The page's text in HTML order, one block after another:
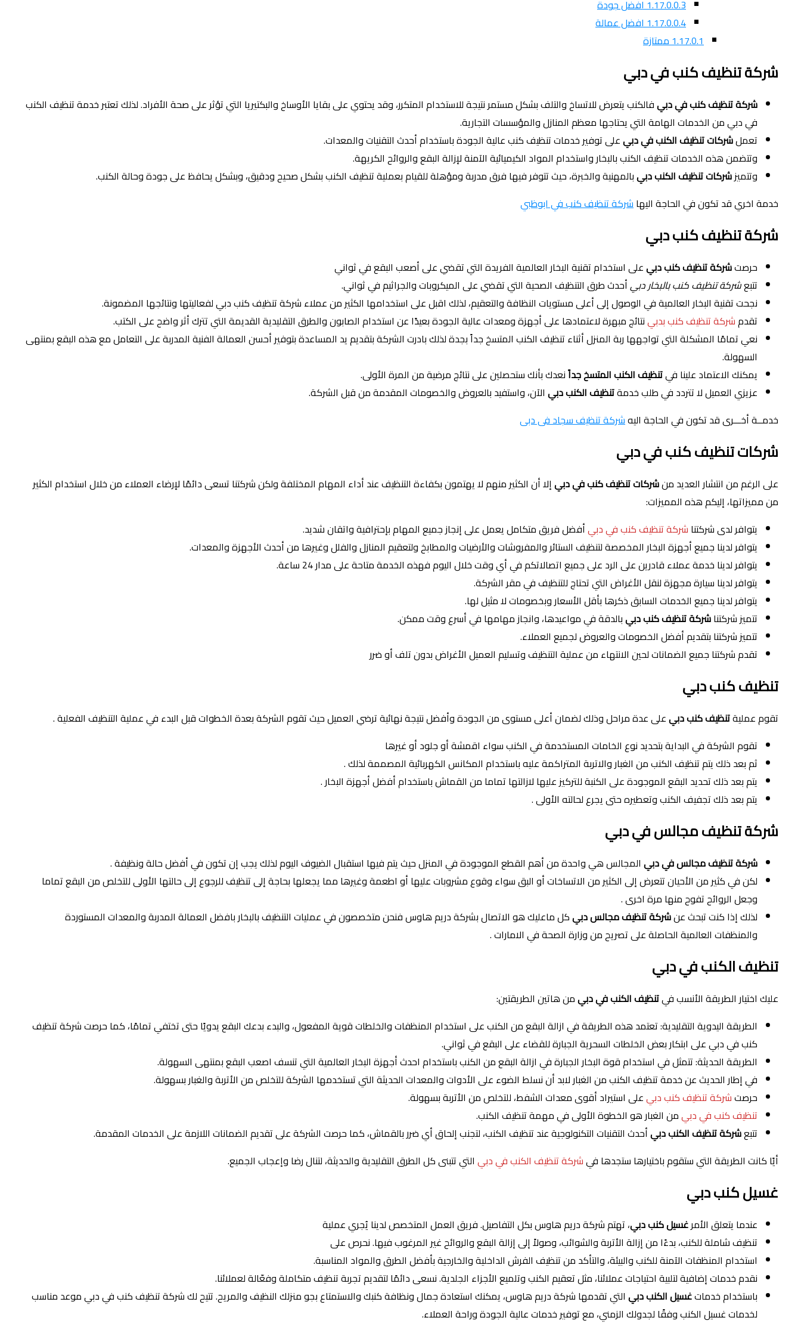
1.17.0.0.3افضل جودة
1.17.0.0.4افضل عمالة
1.17.0.1ممتازة
شركة تنظيف كنب في دبي
شركة تنظيف كنب في دبيفالكنب يتعرض للاتساخ والتلف بشكل مستمر نتيجة للاستخدام المتكرر، وقد يحتوي على بقايا الأوساخ والبكتيريا التي تؤثر على صحة الأفراد. لذلك تعتبر خدمة تنظيف الكنب
في دبي من الخدمات الهامة التي يحتاجها معظم المنازل والمؤسسات التجارية.
تعملشركات تنظيف الكنب في دبيعلى توفير خدمات تنظيف كنب عالية الجودة باستخدام أحدث التقنيات والمعدات.
وتتضمن هذه الخدمات تنظيف الكنب بالبخار واستخدام المواد الكيميائية الآمنة لإزالة البقع والروائح الكريهة.
وتتميزشركات تنظيف الكنب دبيبالمهنية والخبرة، حيث تتوفر فيها فرق مدربة ومؤهلة للقيام بعملية تنظيف الكنب بشكل صحيح ودقيق، وبشكل يحافظ على جودة وحالة الكنب.
خدمة اخري قد تكون في الحاجة اليهاشركة تنظيف كنب في ابوظبي
شركة تنظيف كنب دبي
حرصتشركة تنظيف كنب دبيعلى استخدام تقنية البخار العالمية الفريدة التي تقضي على أصعب البقع في ثواني
تتبعشركة تنظيف كنب بالبخار دبيأحدث طرق التنظيف الصحية التي تقضي على الميكروبات والجراثيم في ثواني.
نجحت تقنية البخار العالمية في الوصول إلى أعلى مستويات النظافة والتعقيم، لذلك اقبل على استخدامها الكثير من عملاء شركة تنظيف كنب دبي لفعاليتها ونتائجها المضمونة.
تقدمشركة تنظيف كنب بدبينتائج مبهرة لاعتمادها على أجهزة ومعدات عالية الجودة بعيدًا عن استخدام الصابون والطرق التقليدية القديمة التي تترك أثر واضح على الكتب.
نعي تمامًا المشكلة التي تواجهها ربة المنزل أثناء تنظيف الكنب المتسخ جداً بجدة لذلك بادرت الشركة بتقديم يد المساعدة بتوفير أحسن العمالة الفنية المدربة على التعامل مع هذه البقع بمنتهى
السهولة.
يمكنك الاعتماد علينا فيتنظيف الكنب المتسخ جداًنعدك بأنك ستحصلين على نتائج مرضية من المرة الأولى.
عزيزي العميل لا تتردد في طلب خدمةتنظيف الكنب دبي الآن، واستفيد بالعروض والخصومات المقدمة من قبل الشركة.
خدمــة أخـــرى قد تكون في الحاجة اليهشركة تنظيف سجاد فى دبى
شركات تنظيف كنب في دبي
على الرغم من انتشار العديد منشركات تنظيف كنب في دبيإلا أن الكثير منهم لا يهتمون بكفاءة التنظيف عند أداء المهام المختلفة ولكن شركتنا تسعى دائمًا لإرضاء العملاء من خلال استخدام الكثير
من مميزاتها، إليكم هذه المميزات:
يتوافر لدى شركتنا شركة تنظيف كنب في دبيأفضل فريق متكامل يعمل على إنجاز جميع المهام بإحترافية واتقان شديد.
يتوافر لدينا جميع أجهزة البخار المخصصة لتنظيف الستائر والمفروشات والأرضيات والمطابخ ولتعقيم المنازل والفلل وغيرها من أحدث الأجهزة والمعدات.
يتوافر لدينا خدمة عملاء قادرين على الرد على جميع اتصالاتكم في أي وقت خلال اليوم فهذه الخدمة متاحة على مدار 24 ساعة.
يتوافر لدينا سيارة مجهزة لنقل الأغراض التي تحتاج للتنظيف في مقر الشركة.
يتوافر لدينا جميع الخدمات السابق ذكرها بأقل الأسعار وبخصومات لا مثيل لها.
تتميز شركتناشركة تنظيف كنب دبيبالدقة في مواعيدها، وانجاز مهامها في أسرع وقت ممكن.
تتميز شركتنا بتقديم أفضل الخصومات والعروض لجميع العملاء.
تقدم شركتنا جميع الضمانات لحين الانتهاء من عملية التنظيف وتسليم العميل الأغراض بدون تلف أو ضرر
تنظيف كنب دبي
تقوم عمليةتنظيف كنب دبيعلى عدة مراحل وذلك لضمان أعلى مستوى من الجودة وأفضل نتيجة نهائية ترضي العميل حيث تقوم الشركة بعدة الخطوات قبل البدء في عملية التنظيف الفعلية .
تقوم الشركة في البداية بتحديد نوع الخامات المستخدمة في الكنب سواء اقمشة أو جلود أو غيرها
ثم بعد ذلك يتم تنظيف الكنب من الغبار والاتربة المتراكمة عليه باستخدام المكانس الكهربائية المصممة لذلك .
يتم بعد ذلك تحديد البقع الموجودة على الكنبة للتركيز عليها لازالتها تماما من القماش باستخدام أفضل أجهزة البخار .
يتم بعد ذلك تجفيف الكنب وتعطيره حتى يجرع لحالته الأولى .
شركة تنظيف مجالس في دبي
شركة تنظيف مجالس في دبي المجالس هي واحدة من أهم القطع الموجودة في المنزل حيث يتم فيها استقبال الضيوف اليوم لذلك يجب إن تكون في أفضل حالة ونظيفة .
لكن في كثير من الأحيان تتعرض إلى الكثير من الاتساخات أو البق سواء وقوع مشروبات عليها أو اطعمة وغيرها مما يجعلها بحاجة إلى تنظيف للرجوع إلى حالتها الأولى للتخلص من البقع تماما
وجعل الروائح تفوح منها مرة اخرى .
لذلك إذا كنت تبحث عنشركة تنظيف مجالس دبيكل ماعليك هو الاتصال بشركة دريم هاوس فنحن متخصصون في عمليات التنظيف بالبخار بافضل العمالة المدربة والمعدات المستوردة
والمنظفات العالمية الحاصلة على تصريح من وزارة الصحة في الامارات .
تنظيف الكنب في دبي
عليك اختيار الطريقة الأنسب فيتنظيف الكنب في دبيمن هاتين الطريقتين:
الطريقة اليدوية التقليدية: تعتمد هذه الطريقة في ازالة البقع من الكنب على استخدام المنظفات والخلطات قوية المفعول، والبدء بدعك البقع يدويًا حتى تختفي تمامًا، كما حرصت شركة تنظيف
كنب في دبي على ابتكار بعض الخلطات السحرية الجبارة للقضاء على البقع في ثواني.
الطريقة الحديثة: تتمثل في استخدام قوة البخار الجبارة في ازالة البقع من الكنب باستخدام احدث أجهزة البخار العالمية التي تنسف اصعب البقع بمنتهى السهولة.
في إطار الحديث عن خدمة تنظيف الكنب من الغبار لابد أن نسلط الضوء على الأدوات والمعدات الحديثة التي تستخدمها الشركة للتخلص من الأتربة والغبار بسهولة.
حرصتشركة تنظيف كنب دبيعلى استيراد أقوى معدات الشفط، للتخلص من الأتربة بسهولة.
تنظيف كنب في دبيمن الغبار هو الخطوة الأولى في مهمة تنظيف الكنب.
تتبعشركة تنظيف الكنب دبيأحدث التقنيات التكنولوجية عند تنظيف الكنب، لتجنب إلحاق أي ضرر بالقماش، كما حرصت الشركة على تقديم الضمانات اللازمة على الخدمات المقدمة.
أيًا كانت الطريقة التي ستقوم باختيارها ستجدها فيشركة تنظيف الكنب في دبي التي تتبنى كل الطرق التقليدية والحديثة، لتنال رضا وإعجاب الجميع.
غسيل كنب دبي
عندما يتعلق الأمرغسيل كنب دبي، تهتم شركة دريم هاوس بكل التفاصيل. فريق العمل المتخصص لدينا يُجري عملية
تنظيف شاملة للكنب، بدءًا من إزالة الأتربة والشوائب، وصولاً إلى إزالة البقع والروائح غير المرغوب فيها. نحرص على
استخدام المنظفات الآمنة للكنب والبيئة، والتأكد من تنظيف الفرش الداخلية والخارجية بأفضل الطرق والمواد المناسبة.
نقدم خدمات إضافية لتلبية احتياجات عملائنا، مثل تعقيم الكنب وتلميع الأجزاء الجلدية. نسعى دائمًا لتقديم تجربة تنظيف متكاملة وفعّالة لعملائنا.
باستخدام خدماتغسيل الكنب دبي التي تقدمها شركة دريم هاوس، يمكنك استعادة جمال ونظافة كنبك والاستمتاع بجو منزلك النظيف والمريح. تتيح لك شركة تنظيف كنب في دبي موعد مناسب
لخدمات غسيل الكنب وفقًا لجدولك الزمني، مع توفير خدمات عالية الجودة وراحة العملاء.